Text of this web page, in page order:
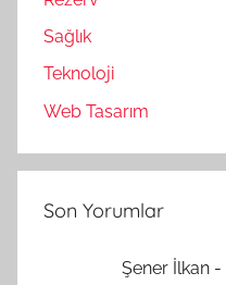
Sağlık
Teknoloji
Web Tasarım
Son Yorumlar
Şener İlkan -